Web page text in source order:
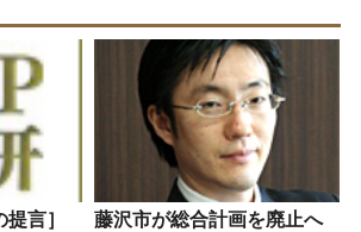
言］
藤沢市が総合計画を廃止へ